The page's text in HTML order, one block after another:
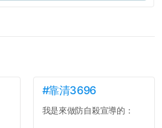
#靠清3696
我是來做防自殺宣導的：